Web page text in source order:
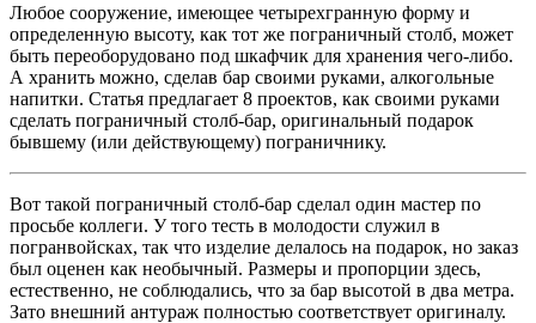
Любое сооружение, имеющее четырехгранную форму и
определенную высоту, как тот же пограничный столб, может
быть переоборудовано под шкафчик для хранения чего-либо.
А хранить можно, сделав бар своими руками, алкогольные
напитки. Статья предлагает 8 проектов, как своими руками
сделать пограничный столб-бар, оригинальный подарок
бывшему (или действующему) пограничнику.
Вот такой пограничный столб-бар сделал один мастер по
просьбе коллеги. У того тесть в молодости служил в
погранвойсках, так что изделие делалось на подарок, но заказ
был оценен как необычный. Размеры и пропорции здесь,
естественно, не соблюдались, что за бар высотой в два метра.
Зато внешний антураж полностью соответствует оригиналу.